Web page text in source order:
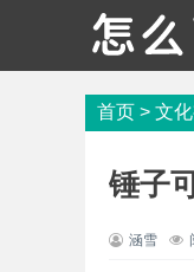
首页 > 文
锤子
涵雪